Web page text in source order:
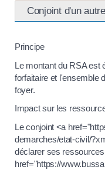
Conjoint d'un
Principe
Le montant du RSA est
forfaitaire et l'ensemble
foyer.
Impact sur les
Le conjoint <a
demarches/etat-civil/
déclarer ses
href="https://